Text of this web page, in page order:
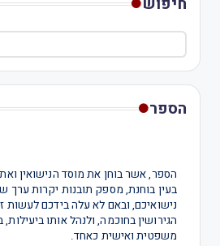
הספר
הספר, אשר בוחן את מוסד הנישואין ואת
בעין בוחנת, מספק תובנות יקרות
נישואיכם, ובאם לא עלה בידכם לעשות
הגירושין בחוכמה, ולנהל אותו
משפטית ואישית כאחד.